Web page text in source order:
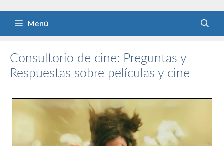
Menú
Consultorio de cine: Preguntas y
Respuestas sobre películas y cine